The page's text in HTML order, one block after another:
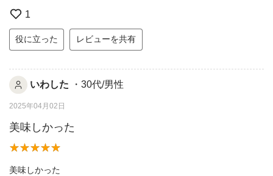
1
役に立った レビューを共有
いわした ・30代/男性
2025年04月02日
美味しかった
美味しかった